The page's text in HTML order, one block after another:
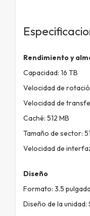
Rendimiento y
Capacidad: 16 TB
Velocidad de
Velocidad de
Caché: 512 MB
Tamaño de sector:
Velocidad de
Diseño
Formato: 3.5
Diseño de la unidad: